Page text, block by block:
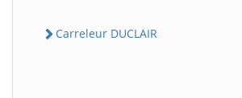
Carreleur DUCLAIR